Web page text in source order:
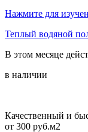
Нажмите для
Теплый водяной
В этом месяце
в наличии
Качественный и
от 300 руб.м2